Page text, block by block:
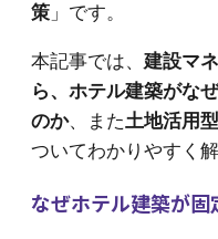
策 」です。
本記事では、 建設マ
ら、ホテル建築がな
のか、また土地活用
ついてわかりやすく解
なぜホテル建築が